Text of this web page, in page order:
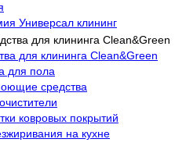
Универсал клининг
для клининга Clean&Green
для пола
средства
ковровых покрытий
на кухне